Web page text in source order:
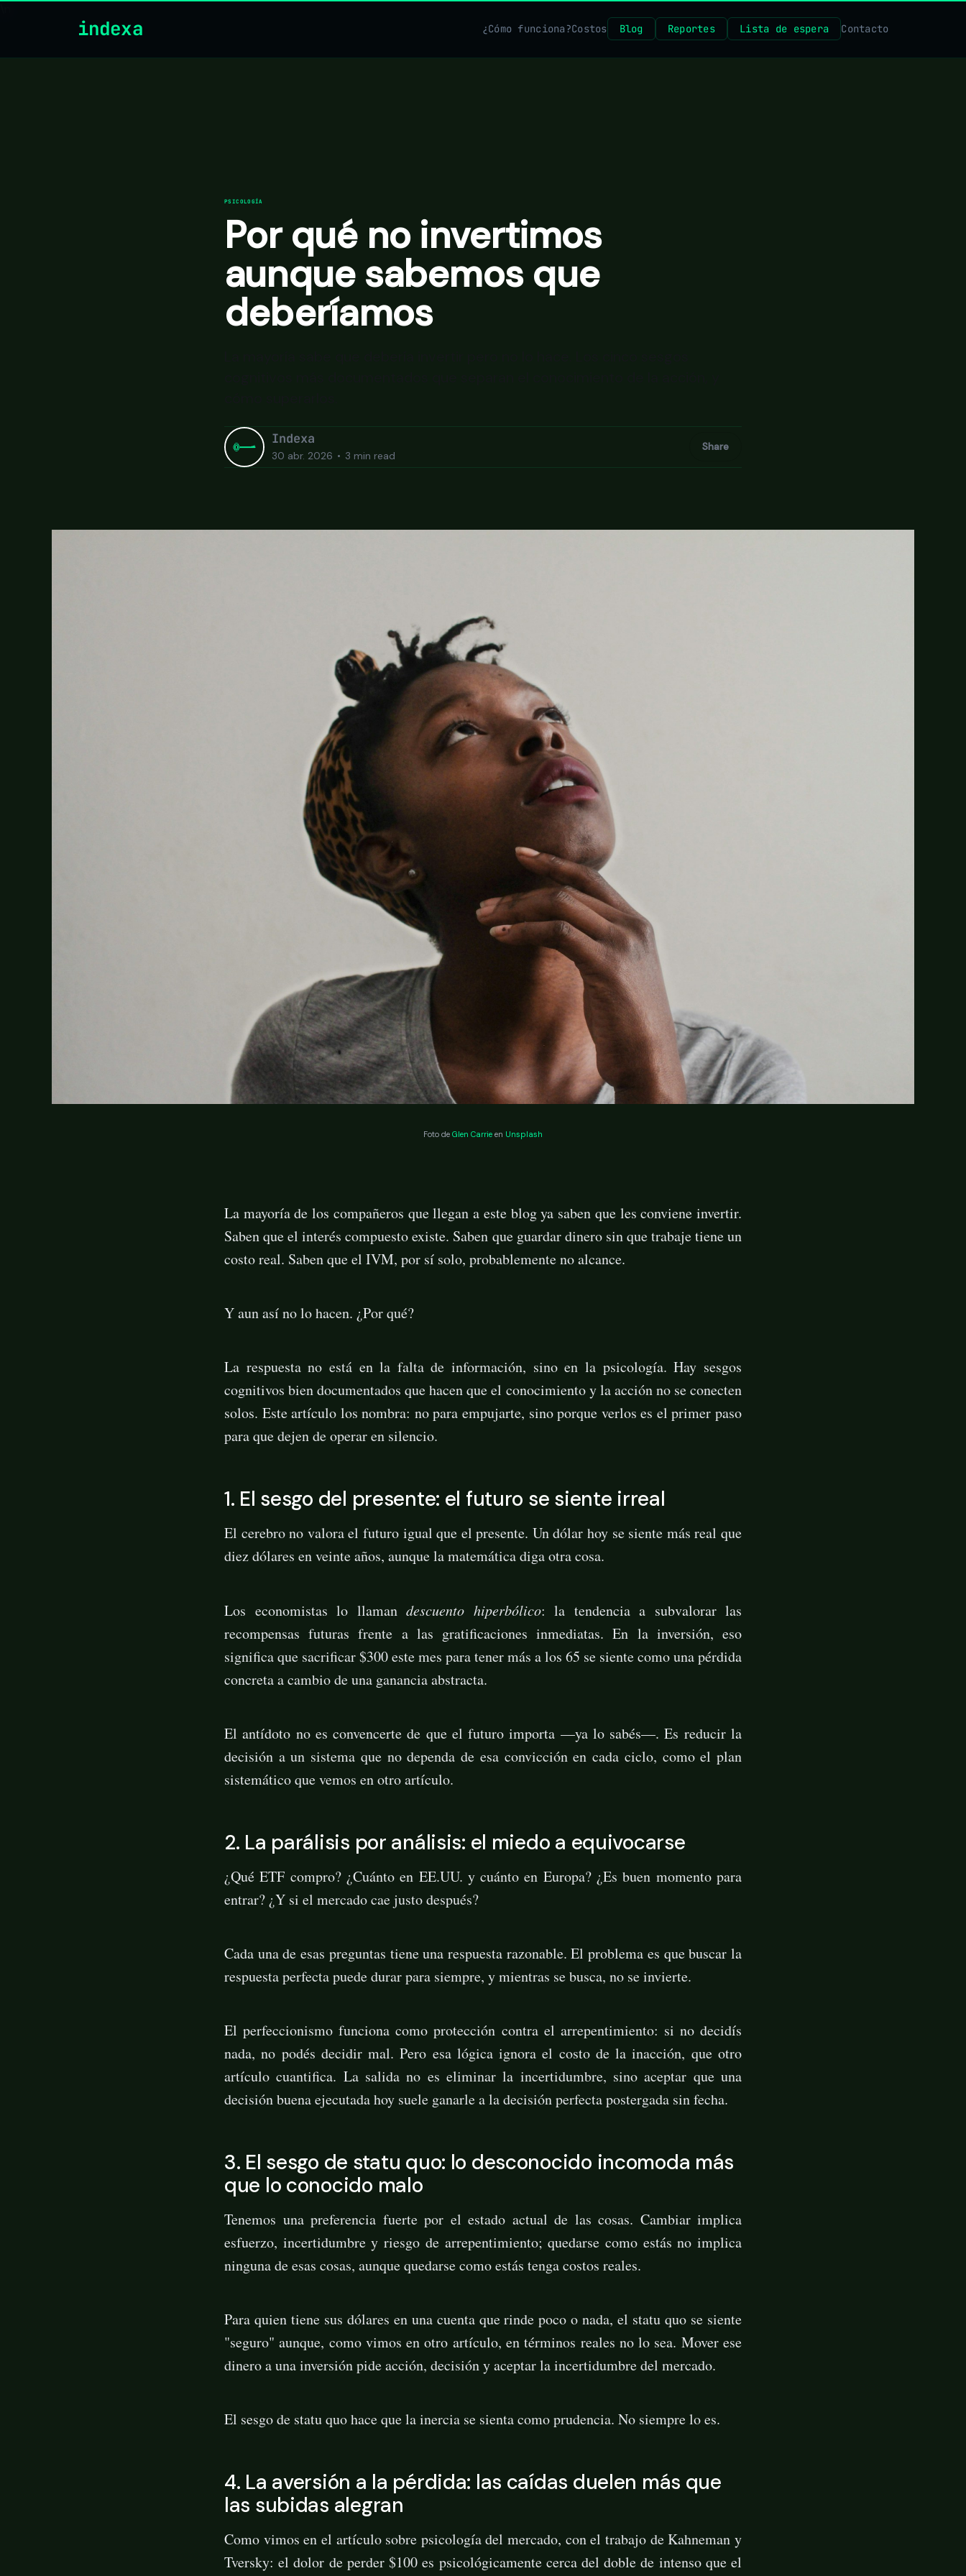
indexa ¿Cómo funciona?Costos Blog Reportes Lista de espera Contacto
PSICOLOGÍA
Por qué no invertimos
aunque sabemos que
deberíamos
Indexa
30 abr. 2026 • 3 min read
Share
Foto de Glen Carrie en Unsplash
La mayoría de los compañeros que llegan a este blog ya saben que les conviene invertir.
Saben que el interés compuesto existe. Saben que guardar dinero sin que trabaje tiene un
costo real. Saben que el IVM, por sí solo, probablemente no alcance.
Y aun así no lo hacen. ¿Por qué?
La respuesta no está en la falta de información, sino en la psicología. Hay sesgos
cognitivos bien documentados que hacen que el conocimiento y la acción no se conecten
solos. Este artículo los nombra: no para empujarte, sino porque verlos es el primer paso
para que dejen de operar en silencio.
1. El sesgo del presente: el futuro se siente irreal
El cerebro no valora el futuro igual que el presente. Un dólar hoy se siente más real que
diez dólares en veinte años, aunque la matemática diga otra cosa.
Los economistas lo llaman descuento hiperbólico: la tendencia a subvalorar las
recompensas futuras frente a las gratificaciones inmediatas. En la inversión, eso
significa que sacrificar $300 este mes para tener más a los 65 se siente como una pérdida
concreta a cambio de una ganancia abstracta.
El antídoto no es convencerte de que el futuro importa —ya lo sabés—. Es reducir la
decisión a un sistema que no dependa de esa convicción en cada ciclo, como el plan
sistemático que vemos en otro artículo.
2. La parálisis por análisis: el miedo a equivocarse
¿Qué ETF compro? ¿Cuánto en EE.UU. y cuánto en Europa? ¿Es buen momento para
entrar? ¿Y si el mercado cae justo después?
Cada una de esas preguntas tiene una respuesta razonable. El problema es que buscar la
respuesta perfecta puede durar para siempre, y mientras se busca, no se invierte.
El perfeccionismo funciona como protección contra el arrepentimiento: si no decidís
nada, no podés decidir mal. Pero esa lógica ignora el costo de la inacción, que otro
artículo cuantifica. La salida no es eliminar la incertidumbre, sino aceptar que una
decisión buena ejecutada hoy suele ganarle a la decisión perfecta postergada sin fecha.
3. El sesgo de statu quo: lo desconocido incomoda más
que lo conocido malo
Tenemos una preferencia fuerte por el estado actual de las cosas. Cambiar implica
esfuerzo, incertidumbre y riesgo de arrepentimiento; quedarse como estás no implica
ninguna de esas cosas, aunque quedarse como estás tenga costos reales.
Para quien tiene sus dólares en una cuenta que rinde poco o nada, el statu quo se siente
"seguro" aunque, como vimos en otro artículo, en términos reales no lo sea. Mover ese
dinero a una inversión pide acción, decisión y aceptar la incertidumbre del mercado.
El sesgo de statu quo hace que la inercia se sienta como prudencia. No siempre lo es.
4. La aversión a la pérdida: las caídas duelen más que
las subidas alegran
Como vimos en el artículo sobre psicología del mercado, con el trabajo de Kahneman y
Tversky: el dolor de perder $100 es psicológicamente cerca del doble de intenso que el